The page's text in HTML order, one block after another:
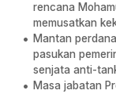
rencana
memusatkan
Mantan
pasukan
senjata anti-
Masa jabatan